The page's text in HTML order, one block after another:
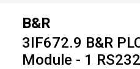
B&R
3IF672.9 B&R
Module - 1